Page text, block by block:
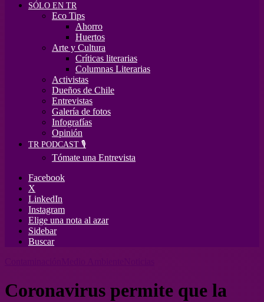
SÓLO EN TR
Eco Tips
Ahorro
Huertos
Arte y Cultura
Críticas literarias
Columnas Literarias
Activistas
Dueños de Chile
Entrevistas
Galería de fotos
Infografías
Opinión
TR PODCAST 🎙️
Tómate una Entrevista
Facebook
X
LinkedIn
Instagram
Elige una nota al azar
Sidebar
Buscar
Coronavirus permite que la